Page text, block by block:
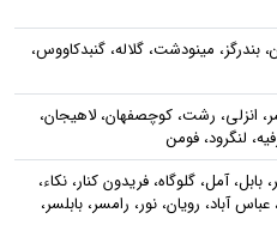
بندرگز، مینودشت، گلاله، گنبدکاووس،
انزلی، رشت، کوچصفهان، لاهیجان،
لنگرود، فومن
آمل، گلوگاه، فریدون کنار، نکاء،
آباد، رویان، نور، رامسر، بابلسر،